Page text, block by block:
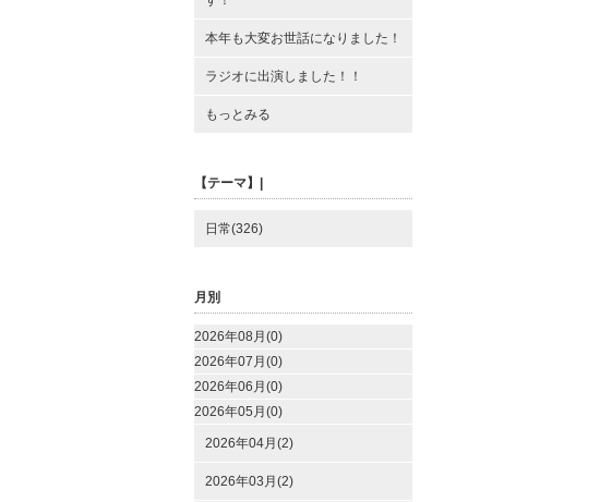
本年も大変お世話になりました！
ラジオに出演しました！！
もっとみる
【テーマ】|
日常(326)
月別
2026年08月(0)
2026年07月(0)
2026年06月(0)
2026年05月(0)
2026年04月(2)
2026年03月(2)